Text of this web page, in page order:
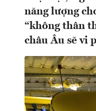
năng lượng
“không thân
châu Âu sẽ vi